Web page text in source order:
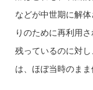
などが中世期に解
りのために再利用
残っているのに対
は、ほぼ当時のまま